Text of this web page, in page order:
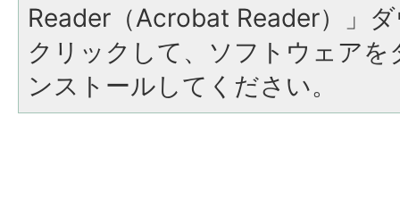
Reader（Acrobat Reader）」
クリックして、ソフトウェア
ンストールしてください。